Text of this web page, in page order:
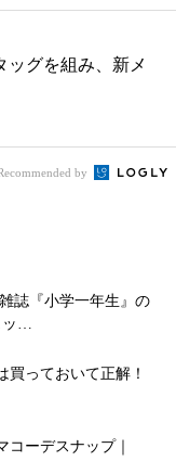
ッグを組み、新メ
by
誌『小学一年生』の
…
買っておいて正解！
コーデスナップ｜